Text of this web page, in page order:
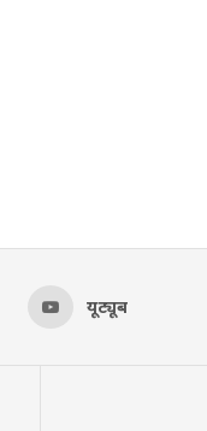
यूट्यूब